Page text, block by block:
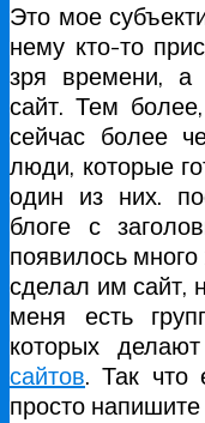
Это мое
нему кто-то
зря времени, а
сайт. Тем
сейчас более
люди, которые
один из них.
блоге с
появилось
сделал им сайт,
меня есть
которых
сайтов. Так что
просто